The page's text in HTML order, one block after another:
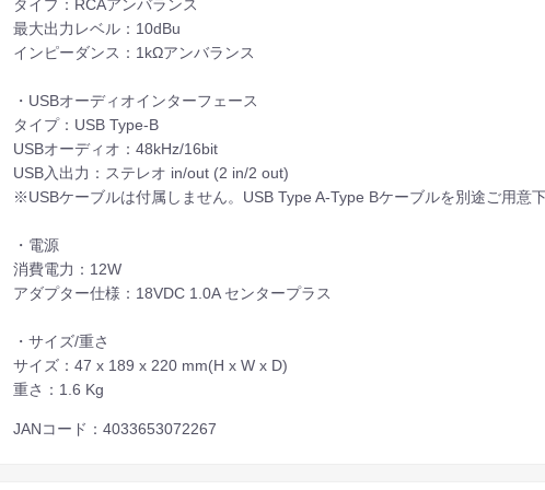
タイプ：RCAアンバランス
最大出力レベル：10dBu
インピーダンス：1kΩアンバランス
・USBオーディオインターフェース
タイプ：USB Type-B
USBオーディオ：48kHz/16bit
USB入出力：ステレオ in/out (2 in/2 out)
※USBケーブルは付属しません。USB Type A-Type Bケーブルを別途ご用意
・電源
消費電力：12W
アダプター仕様：18VDC 1.0A センタープラス
・サイズ/重さ
サイズ：47 x 189 x 220 mm(H x W x D)
重さ：1.6 Kg
JANコード：4033653072267